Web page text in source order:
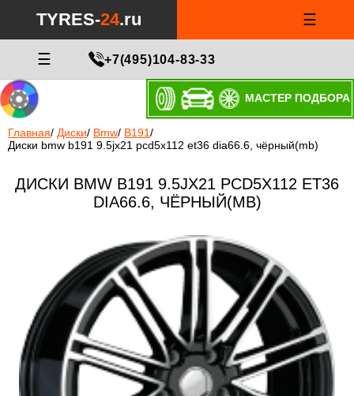
TYRES-24.ru ☰
☰ +7(495)104-83-33
МАСТЕР ПОДБОРА
Главная/ Диски/ Bmw/ B191/
Диски bmw b191 9.5jx21 pcd5x112 et36 dia66.6, чёрный(mb)
ДИСКИ BMW B191 9.5JX21 PCD5X112 ET36
DIA66.6, ЧЁРНЫЙ(MB)